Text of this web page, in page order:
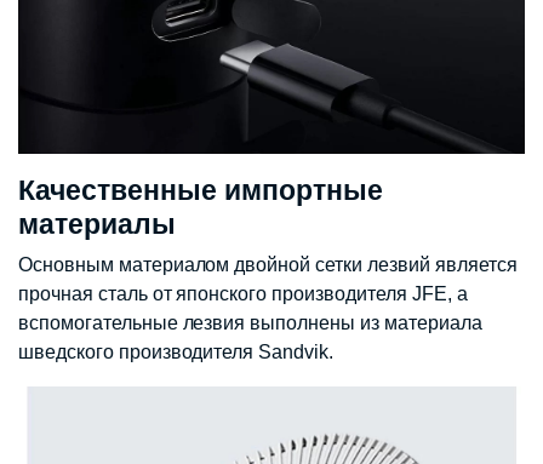
Качественные импортные
материалы
Основным материалом двойной сетки лезвий является
прочная сталь от японского производителя JFE, а
вспомогательные лезвия выполнены из материала
шведского производителя Sandvik.